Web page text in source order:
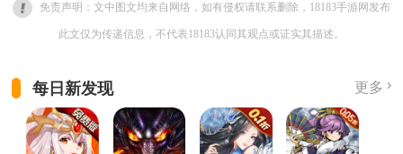
免责声明：文中图文均来自网络，如有侵权请联系删除，18183手游网发布
此文仅为传递信息，不代表18183认同其观点或证实其描述。
每日新发现 更多